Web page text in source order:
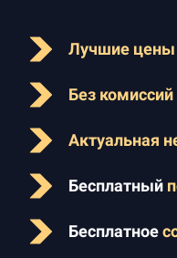
Лучшие цены
Без комиссий
Актуальная
Бесплатный
Бесплатное